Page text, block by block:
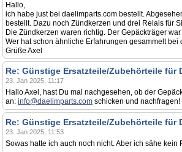
Hallo,
ich habe just bei daelimparts.com bestellt.
bestellt. Dazu noch Zündkerzen und drei Relais für
Die Zündkerzen waren richtig. Der Gepäckträger
Wer hat schon ähnliche Erfahrungen gesammelt bei
Grüße Axel
Re: Günstige Ersatzteile/Zubehörteile für
23. Jan 2025, 11:17
Hallo Axel, hast Du mal nachgesehen, ob der
an: info@daelimparts.com schicken und nachfragen!
Re: Günstige Ersatzteile/Zubehörteile für
23. Jan 2025, 11:53
Sowas hatte ich auch noch nicht. Aber ich sähe